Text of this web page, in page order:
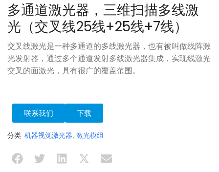
多通道激光器，三维扫描多线激
光（交叉线25线+25线+7线）
交叉线激光是一种多通道的多线激光器，也有被叫做线阵激
光发射器，通过多个通道发射多线激光器集成，实现线激光
交叉的面激光，具有很广的覆盖范围。
联系我们 下载
分类 机器视觉激光器, 激光模组